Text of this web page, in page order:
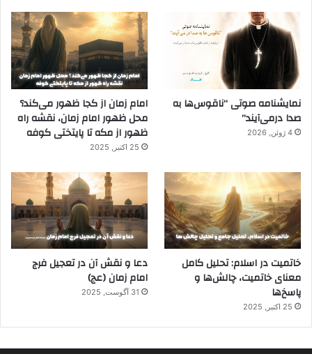
نمایشنامه صوتی “ناقوس‌ها به
صدا در‌می‌آیند”
4 ژوئن, 2026
امام زمان از کجا ظهور می‌کند؟
محل ظهور امام زمان، نقشه راه
ظهور از مکه تا پایتختی کوفه
25 اکتبر, 2025
خاتمیت در اسلام: تحلیل کامل
معنای خاتمیت، چالش‌ها و
پاسخ‌ها
25 اکتبر, 2025
دعا و نقش آن در تعجیل فرج
امام زمان (عج)
31 آگوست, 2025